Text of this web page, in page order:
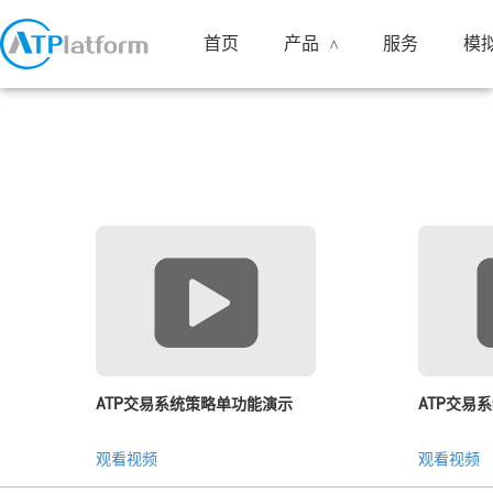
首页 产品 < 服务 模
ATP交易系统策略单功能演示
观看视频
ATP交易
观看视频